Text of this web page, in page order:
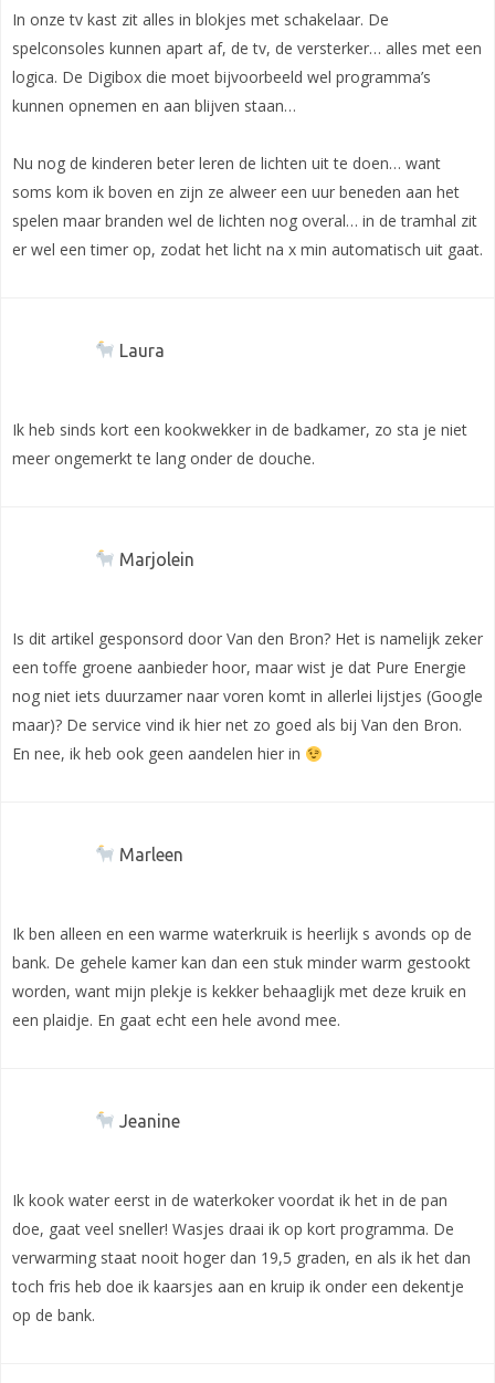
In onze tv kast zit alles in blokjes met schakelaar. De
spelconsoles kunnen apart af, de tv, de versterker… alles met een
logica. De Digibox die moet bijvoorbeeld wel programma’s
kunnen opnemen en aan blijven staan…
Nu nog de kinderen beter leren de lichten uit te doen… want
soms kom ik boven en zijn ze alweer een uur beneden aan het
spelen maar branden wel de lichten nog overal… in de tramhal zit
er wel een timer op, zodat het licht na x min automatisch uit gaat.
Laura
Ik heb sinds kort een kookwekker in de badkamer, zo sta je niet
meer ongemerkt te lang onder de douche.
Marjolein
Is dit artikel gesponsord door Van den Bron? Het is namelijk zeker
een toffe groene aanbieder hoor, maar wist je dat Pure Energie
nog niet iets duurzamer naar voren komt in allerlei lijstjes (Google
maar)? De service vind ik hier net zo goed als bij Van den Bron.
En nee, ik heb ook geen aandelen hier in
Marleen
Ik ben alleen en een warme waterkruik is heerlijk s avonds op de
bank. De gehele kamer kan dan een stuk minder warm gestookt
worden, want mijn plekje is kekker behaaglijk met deze kruik en
een plaidje. En gaat echt een hele avond mee.
Jeanine
Ik kook water eerst in de waterkoker voordat ik het in de pan
doe, gaat veel sneller! Wasjes draai ik op kort programma. De
verwarming staat nooit hoger dan 19,5 graden, en als ik het dan
toch fris heb doe ik kaarsjes aan en kruip ik onder een dekentje
op de bank.